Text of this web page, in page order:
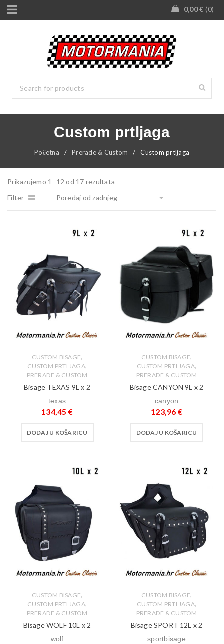
0,00€ 0
Custom prtljaga
Početna / Prerade & Custom / Custom prtljaga
Prikazujemo 1–12 od 17 rezultata
Filter
Poredaj od zadnjeg
CUSTOM BISAGE,
CUSTOM PRTLJAGA,
PRERADE & CUSTOM
Bisage TEXAS 9L x 2
texas
134,45 €
DODAJ U KOŠARICU
CUSTOM BISAGE,
CUSTOM PRTLJAGA,
PRERADE & CUSTOM
Bisage CANYON 9L x 2
canyon
123,96 €
DODAJ U KOŠARICU
CUSTOM BISAGE,
CUSTOM PRTLJAGA,
PRERADE & CUSTOM
Bisage WOLF 10L x 2
wolf
CUSTOM BISAGE,
CUSTOM PRTLJAGA,
PRERADE & CUSTOM
Bisage SPORT 12L x 2
sportbisage